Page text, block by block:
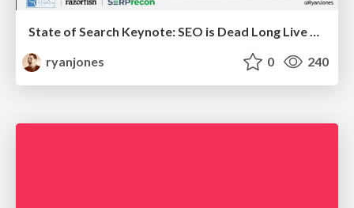
State of Search Keynote: SEO is Dead Long Live SEO
ryanjones
0 240